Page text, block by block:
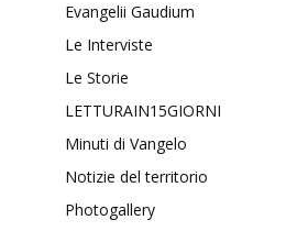
Evangelii Gaudium
Le Interviste
Le Storie
LETTURAIN15GIORNI
Minuti di Vangelo
Notizie del territorio
Photogallery